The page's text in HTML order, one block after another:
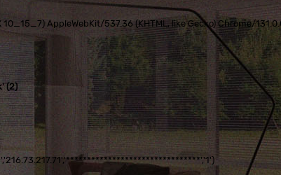
AppleWebKit/537.36 (KHTML, like Gecko) Chrome/
(2)